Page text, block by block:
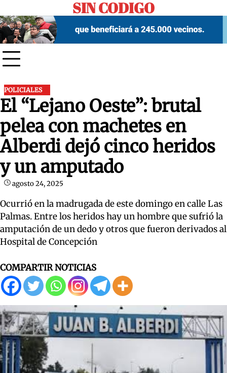
to
content
SIN CODIGO
POLICIALES
El “Lejano Oeste”: brutal
pelea con machetes en
Alberdi dejó cinco heridos
y un amputado
agosto 24, 2025
Ocurrió en la madrugada de este domingo en calle Las
Palmas. Entre los heridos hay un hombre que sufrió la
amputación de un dedo y otros que fueron derivados al
Hospital de Concepción
COMPARTIR NOTICIAS